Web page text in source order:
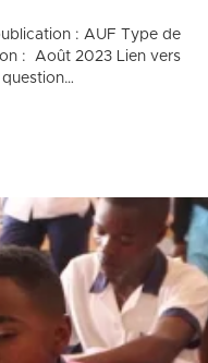
: AUF Type de
: Août 2023 Lien vers